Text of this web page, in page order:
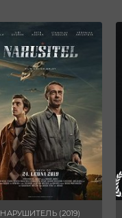
НАРУШИТЕЛЬ (2019)